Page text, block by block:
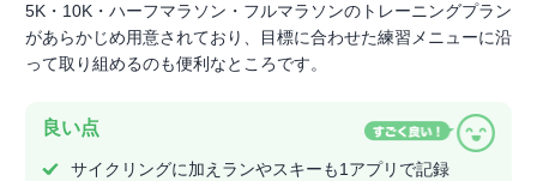
5K・10K・ハーフマラソン・フルマラソンのトレーニングプラン
があらかじめ用意されており、目標に合わせた練習メニューに沿
って取り組めるのも便利なところです。
良い点
サイクリングに加えランやスキーも1アプリで記録